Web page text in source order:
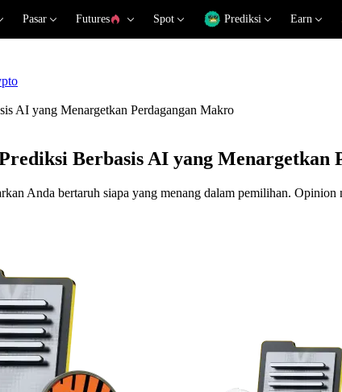
Pasar Futures Spot Prediksi Earn
AI yang Menargetkan Perdagangan Makro
Berbasis AI yang Menargetkan
Anda bertaruh siapa yang menang dalam pemilihan.